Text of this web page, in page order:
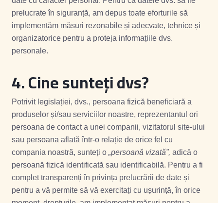
prelucrate în siguranță, am depus toate eforturile să
implementăm măsuri rezonabile și adecvate, tehnice și
organizatorice pentru a proteja informațiile dvs.
personale.
4. Cine sunteți dvs?
Potrivit legislației, dvs., persoana fizică beneficiară a
produselor și/sau serviciilor noastre, reprezentantul ori
persoana de contact a unei companii, vizitatorul site-ului
sau persoana aflată într-o relație de orice fel cu
compania noastră, sunteți o „persoană vizată”, adică o
persoană fizică identificată sau identificabilă. Pentru a fi
complet transparenți în privința prelucrării de date și
pentru a vă permite să vă exercitați cu ușurință, în orice